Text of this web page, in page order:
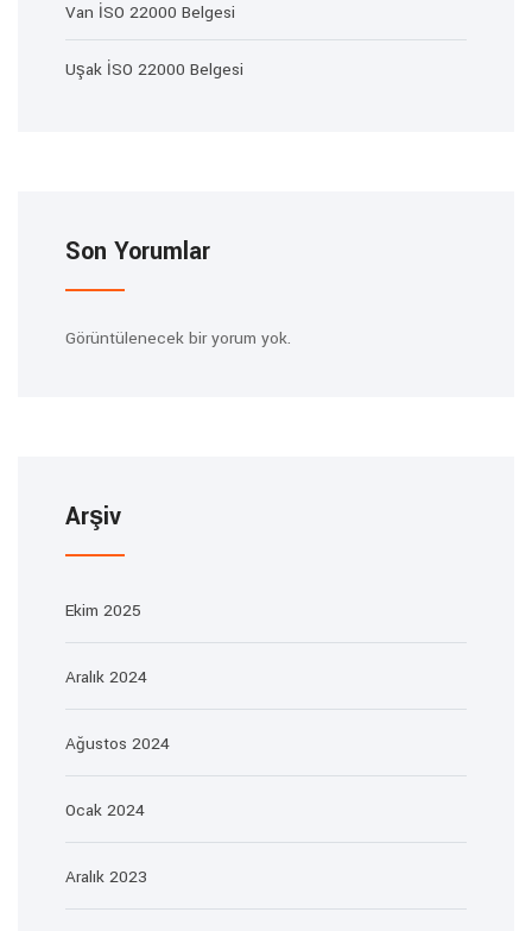
Van İSO 22000 Belgesi
Uşak İSO 22000 Belgesi
Son Yorumlar
Görüntülenecek bir yorum yok.
Arşiv
Ekim 2025
Aralık 2024
Ağustos 2024
Ocak 2024
Aralık 2023